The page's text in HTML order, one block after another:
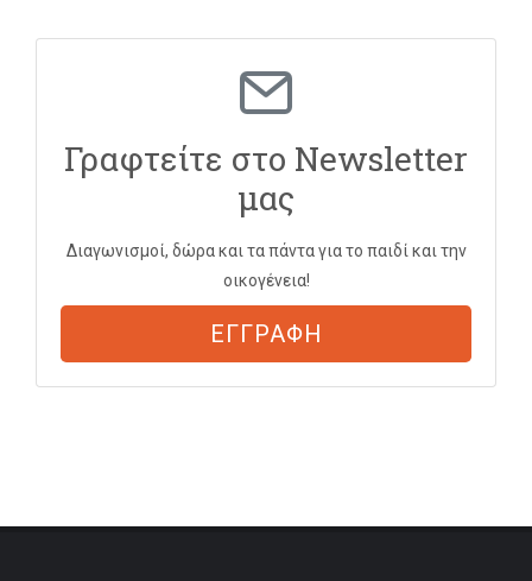
Γραφτείτε στο Newsletter
μας
Διαγωνισμοί, δώρα και τα πάντα για το παιδί και την
οικογένεια!
ΕΓΓΡΑΦΗ